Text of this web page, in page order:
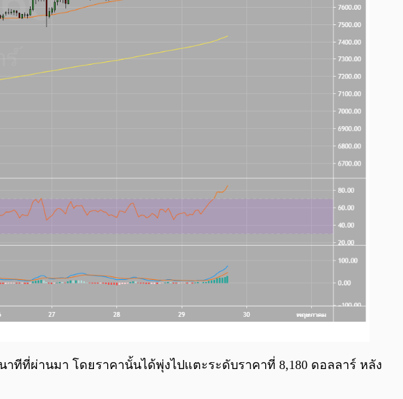
าทีที่ผ่านมา โดยราคานั้นได้พุ่งไปแตะระดับราคาที่ 8,180 ดอลลาร์ หลัง